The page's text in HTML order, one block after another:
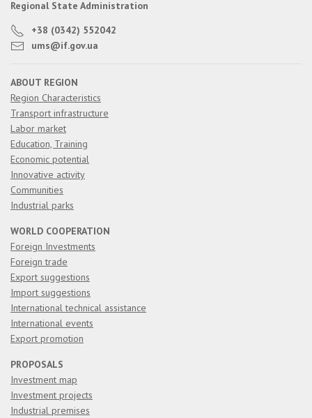
Regional State Administration
+38 (0342) 552042
ums@if.gov.ua
ABOUT REGION
Region Characteristics
Transport infrastructure
Labor market
Education, Training
Economic potential
Innovative activity
Communities
Industrial parks
WORLD COOPERATION
Foreign Investments
Foreign trade
Export suggestions
Import suggestions
International technical assistance
International events
Export promotion
PROPOSALS
Investment map
Investment projects
Industrial premises